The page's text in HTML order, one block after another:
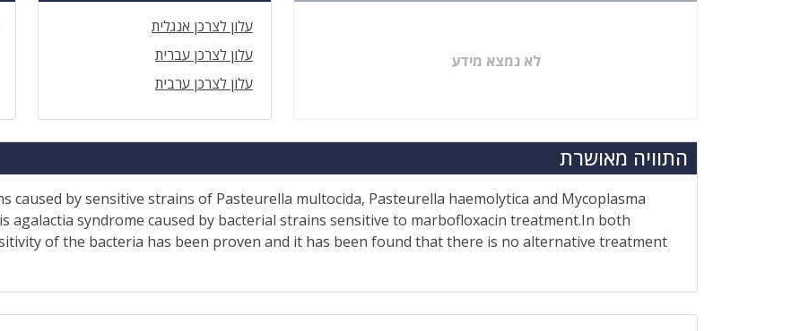
לא נמצא מידע
עלון לצרכן אנגלית
עלון לצרכן עברית
עלון לצרכן ערבית
התוויה מאושרת
by sensitive strains of Pasteurella multocida, Pasteurella haemolytica and Mycoplasma
agalactia syndrome caused by bacterial strains sensitive to marbofloxacin treatment.In both
of the bacteria has been proven and it has been found that there is no alternative treatment